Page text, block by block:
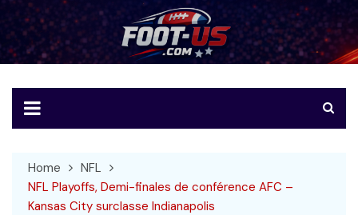
to
content
Foot-US
Le football américain en français
Home
NFL
NFL Playoffs, Demi-finales de conférence AFC –
Kansas City surclasse Indianapolis